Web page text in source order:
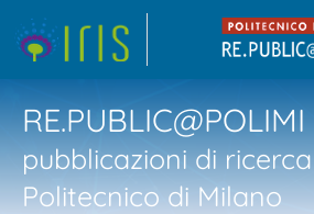
RE.PUBLIC@POLIMI
pubblicazioni di
Politecnico di Milano